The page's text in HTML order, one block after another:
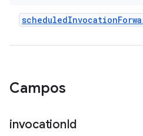
scheduledInvocation
Campos
invocationId